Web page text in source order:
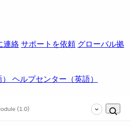
連絡サポートを依頼 グローバル拠
ヘルプセンター（英語）
(1.0)